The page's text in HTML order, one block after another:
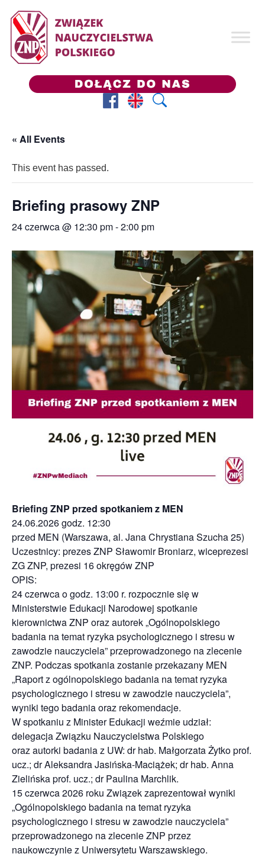
FacebookPrezes ZNP
Wyszukaj
« All Events
This event has passed.
Briefing prasowy ZNP
24 czerwca @ 12:30 pm-2:00 pm
Briefing ZNP przed spotkaniem z MEN
24.06.2026 godz. 12:30
przed MEN (Warszawa, al. Jana Chrystiana Szucha 25)
Uczestnicy: prezes ZNP Sławomir Broniarz, wiceprezesi
ZG ZNP, prezesi 16 okręgów ZNP
OPIS:
24 czerwca o godz. 13:00 r. rozpocznie się w
Ministerstwie Edukacji Narodowej spotkanie
kierownictwa ZNP oraz autorek „Ogólnopolskiego
badania na temat ryzyka psychologicznego i stresu w
zawodzie nauczyciela” przeprowadzonego na zlecenie
ZNP. Podczas spotkania zostanie przekazany MEN
„Raport z ogólnopolskiego badania na temat ryzyka
psychologicznego i stresu w zawodzie nauczyciela”,
wyniki tego badania oraz rekomendacje.
W spotkaniu z Minister Edukacji weźmie udział:
delegacja Związku Nauczycielstwa Polskiego
oraz autorki badania z UW: dr hab. Małgorzata Żytko prof.
ucz.; dr Aleksandra Jasińska-Maciążek; dr hab. Anna
Zielińska prof. ucz.; dr Paulina Marchlik.
15 czerwca 2026 roku Związek zaprezentował wyniki
„Ogólnopolskiego badania na temat ryzyka
psychologicznego i stresu w zawodzie nauczyciela”
przeprowadzonego na zlecenie ZNP przez
naukowczynie z Uniwersytetu Warszawskiego.